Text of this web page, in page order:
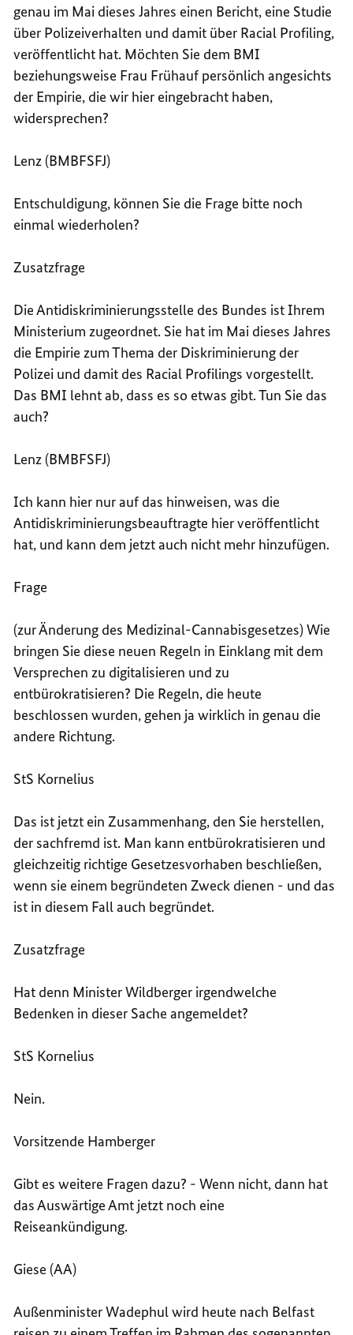
genau im Mai dieses Jahres einen Bericht, eine Studie
über Polizeiverhalten und damit über Racial Profiling,
veröffentlicht hat. Möchten Sie dem BMI
beziehungsweise Frau Frühauf persönlich angesichts
der Empirie, die wir hier eingebracht haben,
widersprechen?
Lenz (BMBFSFJ)
Entschuldigung, können Sie die Frage bitte noch
einmal wiederholen?
Zusatzfrage
Die Antidiskriminierungsstelle des Bundes ist Ihrem
Ministerium zugeordnet. Sie hat im Mai dieses Jahres
die Empirie zum Thema der Diskriminierung der
Polizei und damit des Racial Profilings vorgestellt.
Das BMI lehnt ab, dass es so etwas gibt. Tun Sie das
auch?
Lenz (BMBFSFJ)
Ich kann hier nur auf das hinweisen, was die
Antidiskriminierungsbeauftragte hier veröffentlicht
hat, und kann dem jetzt auch nicht mehr hinzufügen.
Frage
(zurÄnderung des Medizinal-Cannabisgesetzes) Wie
bringen Sie diese neuen Regeln in Einklang mit dem
Versprechen zu digitalisieren und zu
entbürokratisieren? Die Regeln, die heute
beschlossen wurden, gehen ja wirklich in genau die
andere Richtung.
StS Kornelius
Das ist jetzt ein Zusammenhang, den Sie herstellen,
der sachfremd ist. Man kann entbürokratisieren und
gleichzeitig richtige Gesetzesvorhaben beschließen,
wenn sie einem begründeten Zweck dienen - und das
ist in diesem Fall auch begründet.
Zusatzfrage
Hat denn Minister Wildberger irgendwelche
Bedenken in dieser Sache angemeldet?
StS Kornelius
Nein.
Vorsitzende Hamberger
Gibt es weitere Fragen dazu? - Wenn nicht, dann hat
das Auswärtige Amt jetzt noch eine
Reiseankündigung.
Giese (AA)
Außenminister Wadephulwird heute nach Belfast